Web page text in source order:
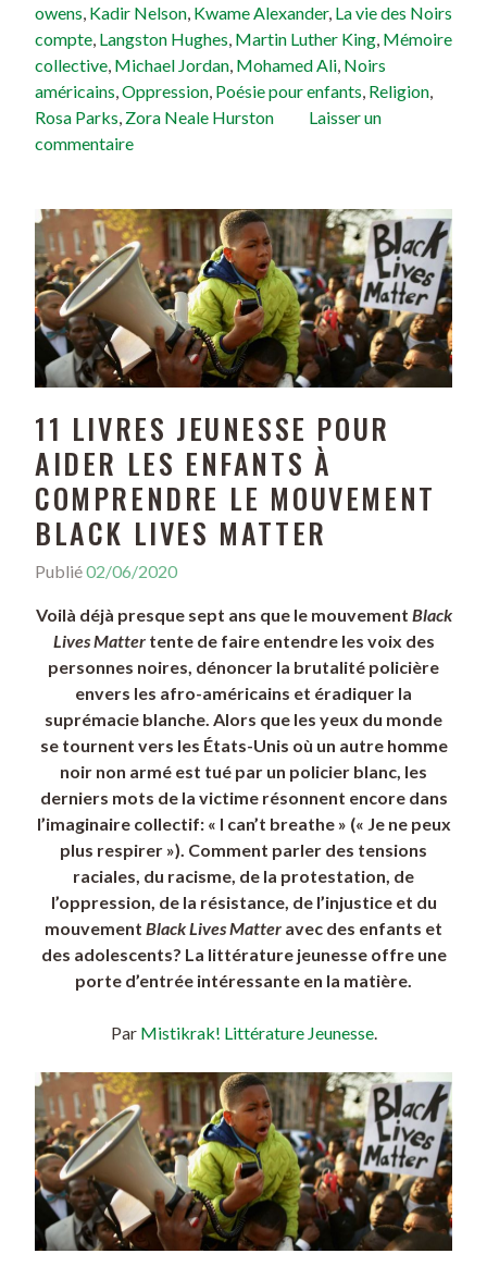
owens Kadir Nelson Kwame Alexander, La vie des Noirs
compte Langston Hughes Martin Luther King Mémoire
collective Michael Jordan Mohamed Ali Noirs
américains Oppression Poésie pour enfants Religion
Rosa Parks Zora Neale Hurston
Laisser un
commentaire
11 LIVRES JEUNESSE POUR
AIDER LES ENFANTS À
COMPRENDRE LE MOUVEMENT
BLACK LIVES MATTER
Publié02/06/2020
Voilà déjà presque sept ans que le mouvement Black
Lives Mattertente de faire entendre les voix des
personnes noires, dénoncer la brutalité policière
envers les afro-américains et éradiquer la
suprémacie blanche. Alors que les yeux du monde
se tournent vers les États-Unis où un autre homme
noir non armé est tué par un policier blanc, les
derniers mots de la victime résonnent encore dans
l’imaginaire collectif: « I can’t breathe » (« Je ne peux
plus respirer »). Comment parler des tensions
raciales, du racisme, de la protestation, de
l’oppression, de la résistance, de l’injustice et du
mouvement Black Lives Matter avec des enfants et
des adolescents? La littérature jeunesse offre une
porte d’entrée intéressante en la matière.
Par Mistikrak! Littérature Jeunesse.